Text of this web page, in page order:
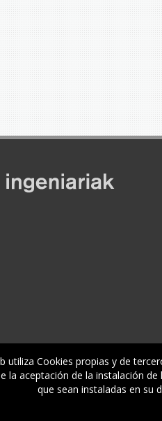
Ikastaroak
utiliza Cookies propias y de
la aceptación de la instalación
que sean instaladas en su